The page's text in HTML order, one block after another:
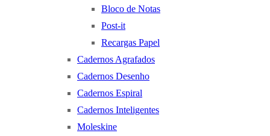
Bloco de Notas
Post-it
Recargas Papel
Cadernos Agrafados
Cadernos Desenho
Cadernos Espiral
Cadernos Inteligentes
Moleskine